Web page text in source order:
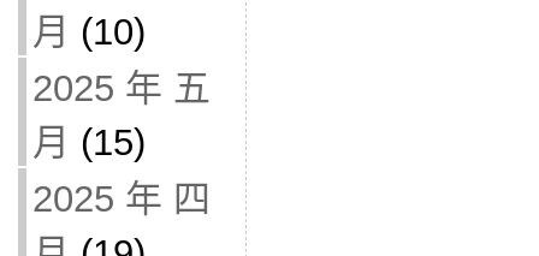
月 (10)
2025 年 五
月 (15)
2025 年 四